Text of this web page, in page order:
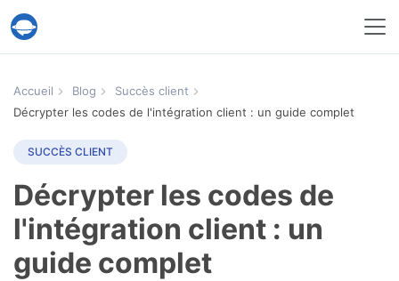
Service Help Desk Migration
Accueil Blog
Succès client
Décrypter les codes de l'intégration client : un guide complet
SUCCÈS CLIENT
Décrypter les codes de
l'intégration client : un
guide complet